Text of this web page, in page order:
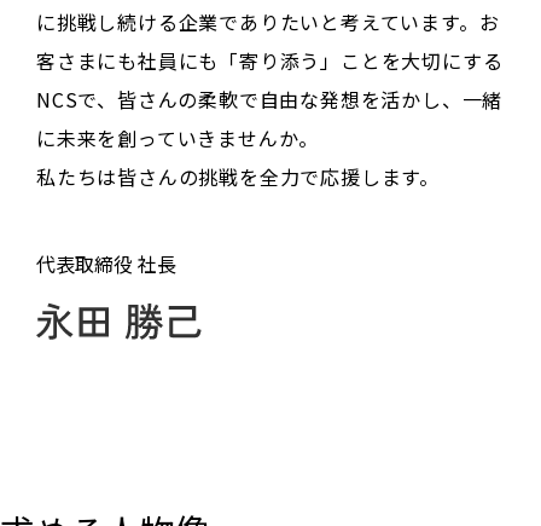
に挑戦し続ける企業でありたいと考えています。お
客さまにも社員にも「寄り添う」ことを大切にする
NCSで、皆さんの柔軟で自由な発想を活かし、一緒
に未来を創っていきませんか。
私たちは皆さんの挑戦を全力で応援します。
代表取締役 社長